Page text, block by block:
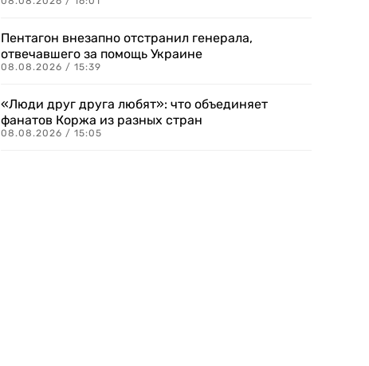
Пентагон внезапно отстранил генерала,
отвечавшего за помощь Украине
08.08.2026 / 15:39
«Люди друг друга любят»: что объединяет
фанатов Коржа из разных стран
08.08.2026 / 15:05